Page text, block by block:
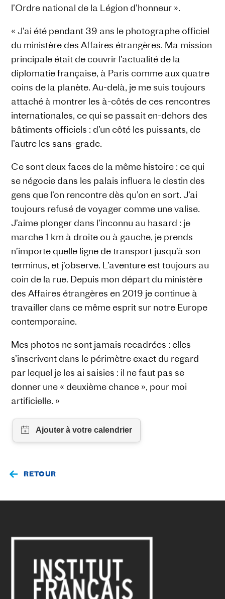
l’Ordre national de la Légion d’honneur ».
« J’ai été pendant 39 ans le photographe officiel
du ministère des Affaires étrangères. Ma mission
principale était de couvrir l’actualité de la
diplomatie française, à Paris comme aux quatre
coins de la planète. Au-delà, je me suis toujours
attaché à montrer les à-côtés de ces rencontres
internationales, ce qui se passait en-dehors des
bâtiments officiels : d’un côté les puissants, de
l’autre les sans-grade.
Ce sont deux faces de la même histoire : ce qui
se négocie dans les palais influera le destin des
gens que l’on rencontre dès qu’on en sort. J’ai
toujours refusé de voyager comme une valise.
J’aime plonger dans l’inconnu au hasard : je
marche 1 km à droite ou à gauche, je prends
n’importe quelle ligne de transport jusqu’à son
terminus, et j’observe. L’aventure est toujours au
coin de la rue. Depuis mon départ du ministère
des Affaires étrangères en 2019 je continue à
travailler dans ce même esprit sur notre Europe
contemporaine.
Mes photos ne sont jamais recadrées : elles
s’inscrivent dans le périmètre exact du regard
par lequel je les ai saisies : il ne faut pas se
donner une « deuxième chance », pour moi
artificielle. »
RETOUR